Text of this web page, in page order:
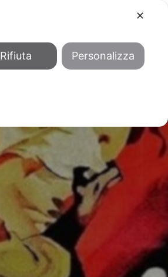
✕
Rifiuta Personalizza